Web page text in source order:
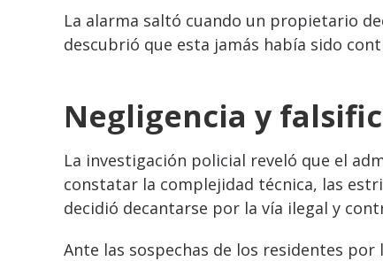
La alarma saltó cuando un propietario
descubrió que esta jamás había sido
Negligencia y
La investigación policial reveló que el
constatar la complejidad técnica, las
decidió decantarse por la vía ilegal y
Ante las sospechas de los residentes